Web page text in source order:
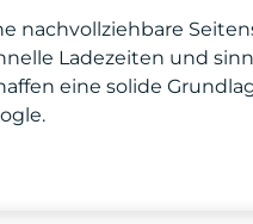
nachvollziehbare
Ladezeiten und
eine solide